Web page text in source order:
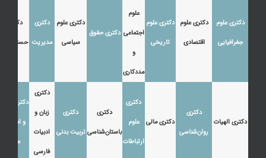
دکتری علوم
جغرافیایی
دکتری علوم
اقتصادی
دکتری علوم
تاریخی
علوم
اجتماعی
و
مددکاری
دکتری حقوق
دکتری علوم
سیاسی
دکتری
مدیریت
دکتری
حسابداری
دکتری الهیات
دکتری
روان‌شناسی
دکتری مالی
دکتری
علوم
ارتباطات
دکتری
باستان‌شناسی
دکتری
تربیت بدنی
دکتری
زبان و
ادبیات
فارسی
دکتری زبان
و ادبیات
عرب